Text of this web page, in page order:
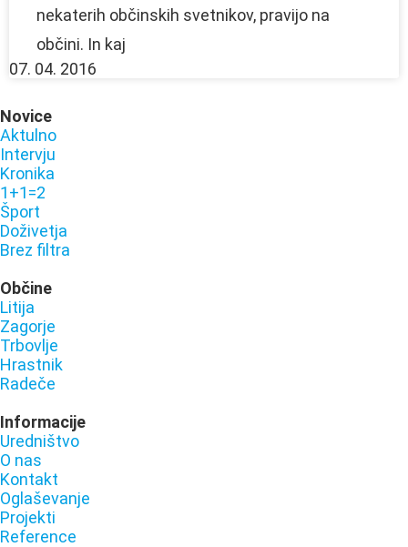
nekaterih občinskih svetnikov, pravijo na
občini. In kaj
07. 04. 2016
Novice
Aktulno
Intervju
Kronika
1+1=2
Šport
Doživetja
Brez filtra
Občine
Litija
Zagorje
Trbovlje
Hrastnik
Radeče
Informacije
Uredništvo
O nas
Kontakt
Oglaševanje
Projekti
Reference